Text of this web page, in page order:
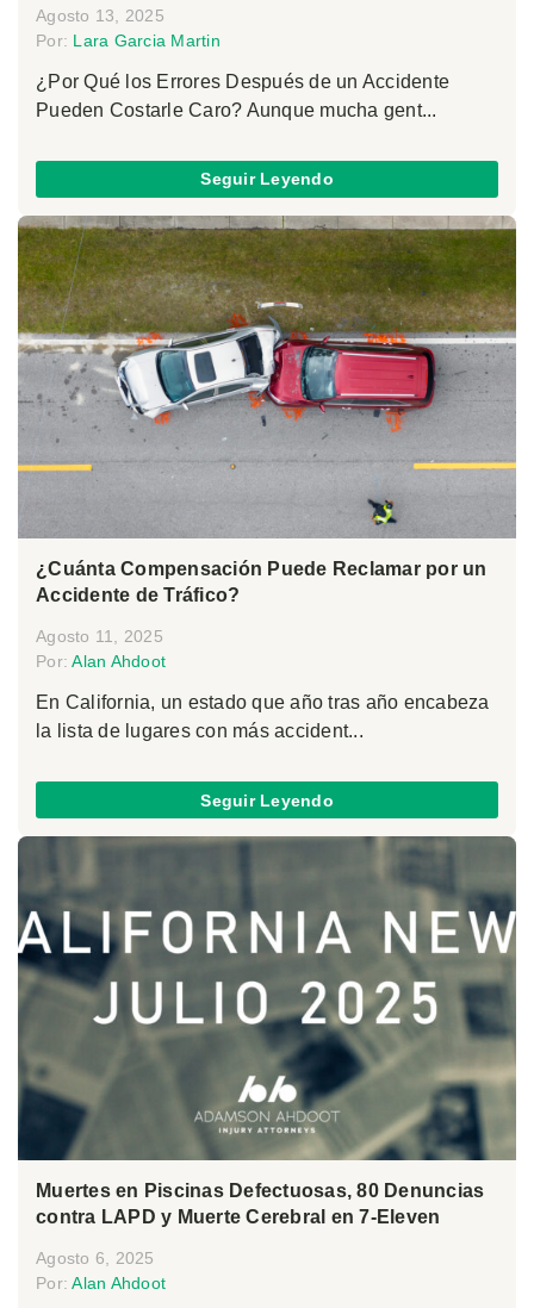
Agosto 13, 2025
Por: Lara Garcia Martin
¿Por Qué los Errores Después de un Accidente
Pueden Costarle Caro? Aunque mucha gent...
Seguir Leyendo
¿Cuánta Compensación Puede Reclamar por un
Accidente de Tráfico?
Agosto 11, 2025
Por:Alan Ahdoot
En California, un estado que año tras año encabeza
la lista de lugares con más accident...
Seguir Leyendo
Muertes en Piscinas Defectuosas, 80 Denuncias
contra LAPD y Muerte Cerebral en 7-Eleven
Agosto 6, 2025
Por:Alan Ahdoot